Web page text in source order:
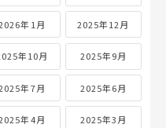
年1月 2025年12月
年10月 2025年9月
年7月 2025年6月
年4月 2025年3月